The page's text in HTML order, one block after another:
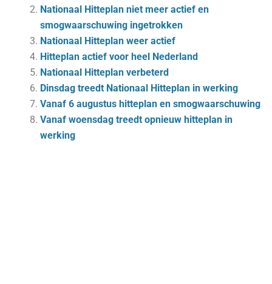
Nationaal Hitteplan niet meer actief en
smogwaarschuwing ingetrokken
Nationaal Hitteplan weer actief
Hitteplan actief voor heel Nederland
Nationaal Hitteplan verbeterd
Dinsdag treedt Nationaal Hitteplan in werking
Vanaf 6 augustus hitteplan en smogwaarschuwing
Vanaf woensdag treedt opnieuw hitteplan in
werking